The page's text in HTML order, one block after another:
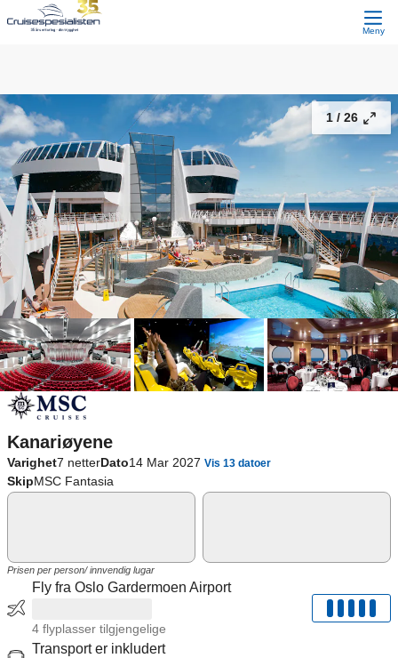
Meny
Kanariøyene Fortsett
1 / 26
Kanariøyene
Varighet7 netterDato14 Mar 2027 Vis 13 datoer
SkipMSC Fantasia
Prisen per person/ innvendig lugar
Fly fra Oslo Gardermoen Airport
4 flyplasser tilgjengelige
Transport er inkludert